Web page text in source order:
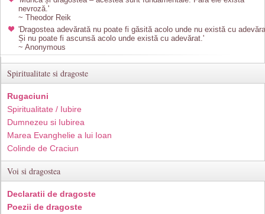
nevroză.'
~ Theodor Reik
'Dragostea adevărată nu poate fi găsită acolo unde nu există cu
Și nu poate fi ascunsă acolo unde există cu adevărat.'
~ Anonymous
Spiritualitate si dragoste
Rugaciuni
Spiritualitate / Iubire
Dumnezeu si Iubirea
Marea Evanghelie a lui Ioan
Colinde de Craciun
Voi si dragostea
Declaratii de dragoste
Poezii de dragoste